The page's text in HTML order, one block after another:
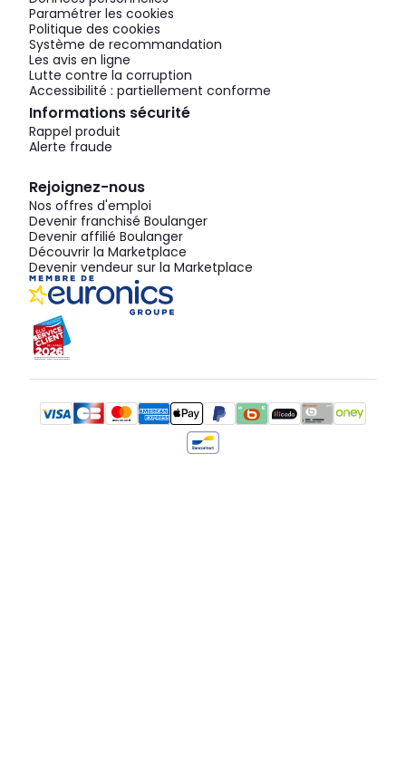
Paramétrer les cookies
Politique des cookies
Système de recommandation
Les avis en ligne
Lutte contre la corruption
Accessibilité : partiellement conforme
Informations sécurité
Rappel produit
Alerte fraude
Rejoignez-nous
Nos offres d'emploi
Devenir franchisé Boulanger
Devenir affilié Boulanger
Découvrir la Marketplace
Devenir vendeur sur la Marketplace